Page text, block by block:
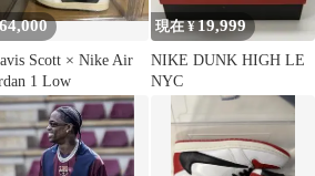
64,000
Scott × Nike Air
1 Low
現在 ¥19,999
NIKE DUNK HIGH LE
NYC